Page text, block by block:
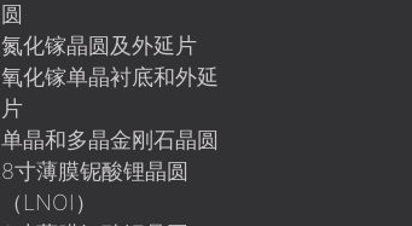
圆
氮化镓晶圆及外延片
氧化镓单晶衬底和外延
片
单晶和多晶金刚石晶圆
8寸薄膜铌酸锂晶圆
（LNOI）